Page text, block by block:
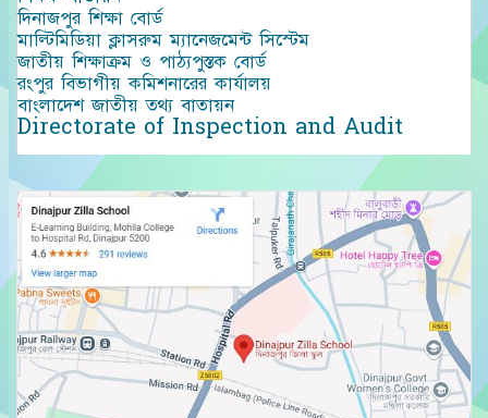
দিনাজপুর শিক্ষা বোর্ড
মাল্টিমিডিয়া ক্লাসরুম ম্যানেজমেন্ট সিস্টেম
জাতীয় শিক্ষাক্রম ও পাঠ্যপুস্তক বোর্ড
রংপুর বিভাগীয় কমিশনারের কার্যালয়
বাংলাদেশ জাতীয় তথ্য বাতায়ন
Directorate of Inspection and Audit